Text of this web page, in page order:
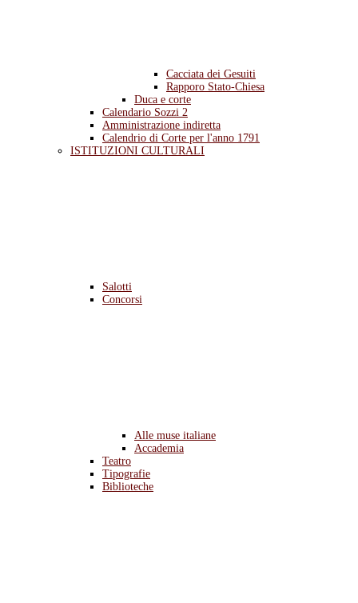
Cacciata dei Gesuiti
Rapporo Stato-Chiesa
Duca e corte
Calendario Sozzi 2
Amministrazione indiretta
Calendrio di Corte per l'anno 1791
ISTITUZIONI CULTURALI
Salotti
Concorsi
Alle muse italiane
Accademia
Teatro
Tipografie
Biblioteche